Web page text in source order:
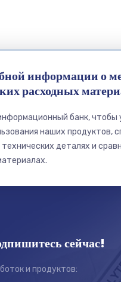
информации о
расходных
банк, чтобы
наших продуктов,
деталях и
сейчас!
и продуктов: